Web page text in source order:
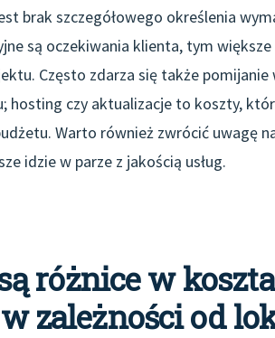
brak szczegółowego określenia
są oczekiwania klienta, tym
Często zdarza się także
hosting czy aktualizacje to koszty,
Warto również zwrócić uwagę
idzie w parze z jakością usług.
różnice w
zależności od